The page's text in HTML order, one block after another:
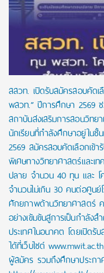
สสวท. เปิดรับสมัครสอบคัดเ
พสวท.” ปีการศึกษา 2569
สถาบันส่งเสริมการสอนวิทย
นักเรียนที่กำลังศึกษาอยู่ใน
2569 สมัครสอบคัดเลือกเข้
พิเศษทางวิทยาศาสตร์และ
ปลาย จำนวน 40 ทุน และ โ
จำนวนไม่เกิน 30 คนต่อศูนย์
ศักยภาพด้านวิทยาศาสตร์
อย่างเข้มข้นสู่การเป็นกำลั
ประเทศในอนาคต โดยเปิด
ได้ที่เว็บไซต์
ผู้สมัคร รวมถึงศึกษาประกา